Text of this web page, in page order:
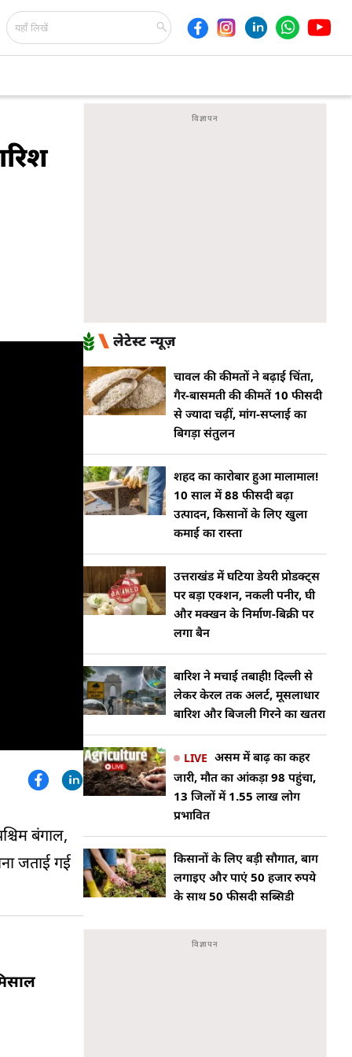
बंगाल,
जताई गई
लेटेस्ट न्यूज़
चावल की कीमतों ने बढ़ाई चिंता,
गैर-बासमती की कीमतें 10 फीसदी
से ज्यादा चढ़ीं, मांग-सप्लाई का
बिगड़ा संतुलन
शहद का कारोबार हुआ मालामाल!
10 साल में 88 फीसदी बढ़ा
उत्पादन, किसानों के लिए खुला
कमाई का रास्ता
उत्तराखंड में घटिया डेयरी प्रोडक्ट्स
पर बड़ा एक्शन, नकली पनीर, घी
और मक्खन के निर्माण-बिक्री पर
लगा बैन
बारिश ने मचाई तबाही! दिल्ली से
लेकर केरल तक अलर्ट, मूसलाधार
बारिश और बिजली गिरने का खतरा
LIVE असम में बाढ़ का कहर
जारी, मौत का आंकड़ा 98 पहुंचा,
13 जिलों में 1.55 लाख लोग
प्रभावित
किसानों के लिए बड़ी सौगात, बाग
लगाइए और पाएं 50 हजार रुपये
के साथ 50 फीसदी सब्सिडी